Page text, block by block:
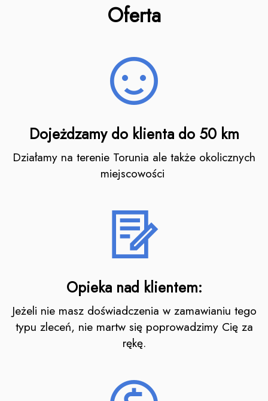
Oferta
Dojeżdzamy do klienta do 50 km
Działamy na terenie Torunia ale także okolicznych
miejscowości
Opieka nad klientem:
Jeżeli nie masz doświadczenia w zamawianiu tego
typu zleceń, nie martw się poprowadzimy Cię za
rękę.